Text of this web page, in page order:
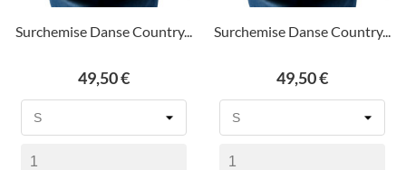
Surchemise Danse Country...
Prix
49,50 €
Surchemise Danse Country...
Prix
49,50 €